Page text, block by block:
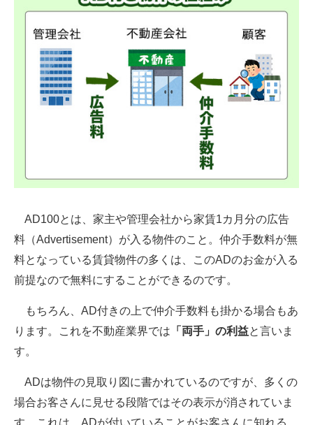
AD100とは、家主や管理会社から家賃1カ月分の広告
料（Advertisement）が入る物件のこと。仲介手数料が無
料となっている賃貸物件の多くは、このADのお金が入る
前提なので無料にすることができるのです。
もちろん、AD付きの上で仲介手数料も掛かる場合もあ
ります。これを不動産業界では 「両手」の利益と言いま
す。
ADは物件の見取り図に書かれているのですが、多くの
場合お客さんに見せる段階ではその表示が消されていま